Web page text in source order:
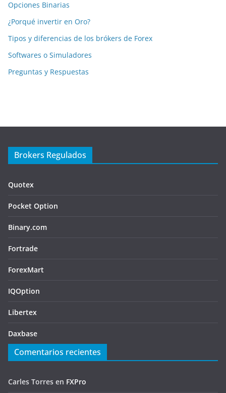
Opciones Binarias
¿Porqué invertir en Oro?
Tipos y diferencias de los brókers de Forex
Softwares o Simuladores
Preguntas y Respuestas
Brokers Regulados
Quotex
Pocket Option
Binary.com
Fortrade
ForexMart
IQOption
Libertex
Daxbase
Comentarios recientes
Carles Torres en FXPro